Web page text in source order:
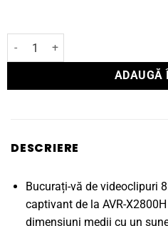
Cantitate Receiver Denon AV 7.2 8K
ADAUGĂ
DESCRIERE
Bucurați-vă de videoclipuri
captivant de la AVR-
dimensiuni medii cu un